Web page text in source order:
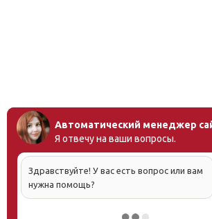
Автоматический менеджер
Я отвечу на ваши вопросы.
Здравствуйте! У вас есть вопрос или вам
нужна помощь?